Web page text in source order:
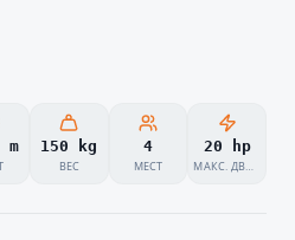
m 150 kg
ВЕС
4
МЕСТ
20 hp
МАКС. ДВИГАТЕЛЬ